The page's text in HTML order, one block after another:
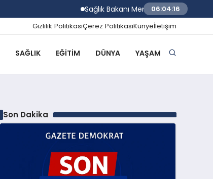
Sağlık Bakanı Memişoğlu İzmir Biyotıp
06:04:17
Gizlilik PolitikasıÇerez PolitikasıKünyeİletişim
SAĞLIK EĞITIM DÜNYA YAŞAM
Son Dakika